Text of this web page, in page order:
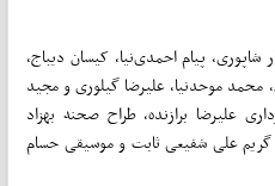
شاپوری، پیام احمدی‌نیا، کیسان دیباج،
محمد موحدنیا، علیرضا گیلوری و مجید
علیرضا برازنده، طراح صحنه بهزاد
گریم علی شفیعی ثابت و موسیقی حسام